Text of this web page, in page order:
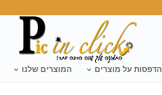
הדפסות על מוצרים המוצרים שלנו